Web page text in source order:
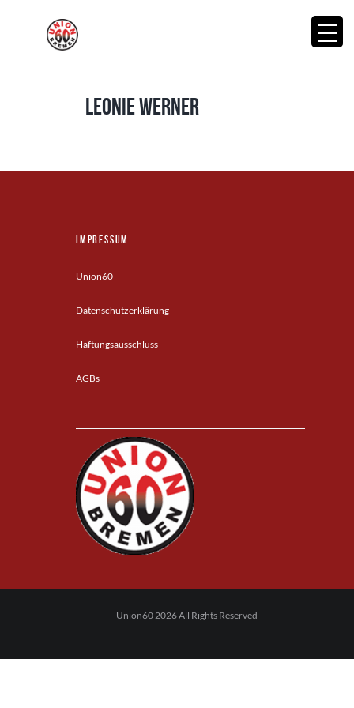
Leonie Werner
Impressum
Union60
Datenschutzerklärung
Haftungsausschluss
AGBs
Union60 2026 All Rights Reserved